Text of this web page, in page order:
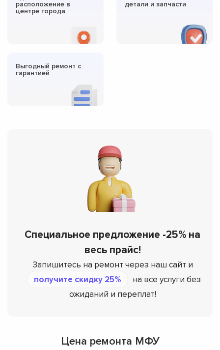
расположение в
центре города
детали и запчасти
Выгодный ремонт с
гарантией
Специальное предложение -25% на
весь прайс!
Запишитесь на ремонт через наш сайт и
получите скидку 25%
на все услуги без
ожиданий и переплат!
Цена ремонта МФУ